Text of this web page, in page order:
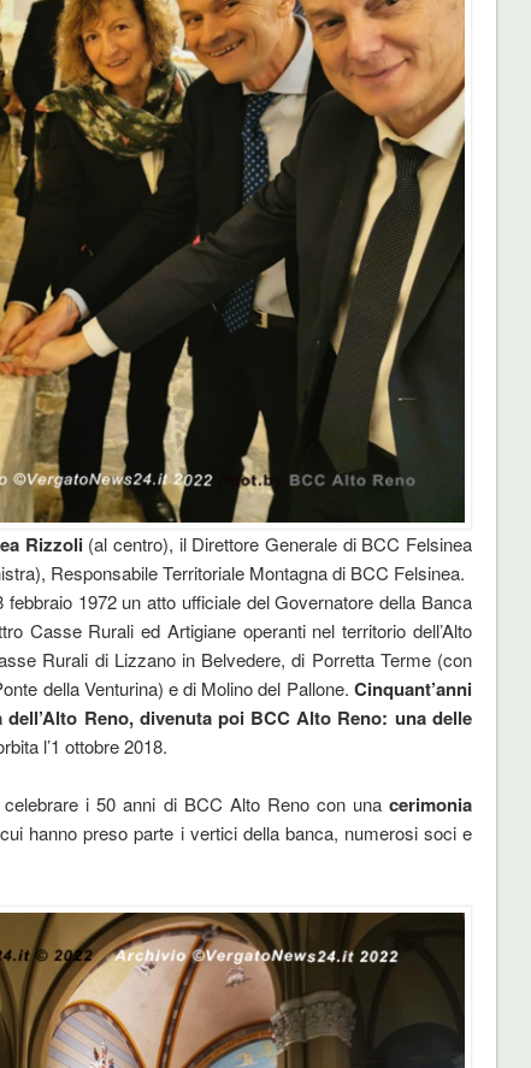
Rizzoli(al centro), il Direttore Generale di BCC Felsinea
Responsabile Territoriale Montagna di BCC Felsinea.
febbraio 1972 un atto ufficiale del Governatore della Banca
Casse Rurali ed Artigiane operanti nel territorio dell’Alto
Rurali di Lizzano in Belvedere, di Porretta Terme (con
della Venturina) e di Molino del Pallone. Cinquant’anni
Reno, divenuta poi BCC Alto Reno: una delle
l’1 ottobre 2018.
i 50 anni di BCC Alto Reno con una cerimonia
hanno preso parte i vertici della banca, numerosi soci e